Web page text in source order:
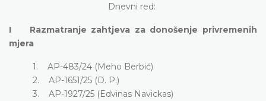
Dnevni red:
I Razmatranje zahtjeva za donošenje privremenih
mjera
1. AP-483/24 (Meho Berbić)
2. AP-1651/25 (D. P.)
3. AP-1927/25 (Edvinas Navickas)